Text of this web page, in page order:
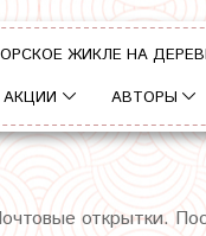
ЖИКЛЕ НА
АКЦИИ АВТОРЫ
открытки.